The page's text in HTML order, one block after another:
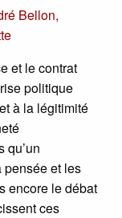
Bellon,
et le contrat
politique
à la légitimité
qu’un
pensée et les
encore le débat
ces